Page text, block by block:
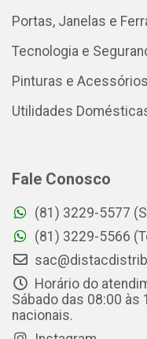
Portas, Janelas e
Tecnologia e
Pinturas e Acessórios
Utilidades
Fale Conosco
(81) 3229-5577
(81) 3229-5566
Horário do
Sábado das 08:00
nacionais.